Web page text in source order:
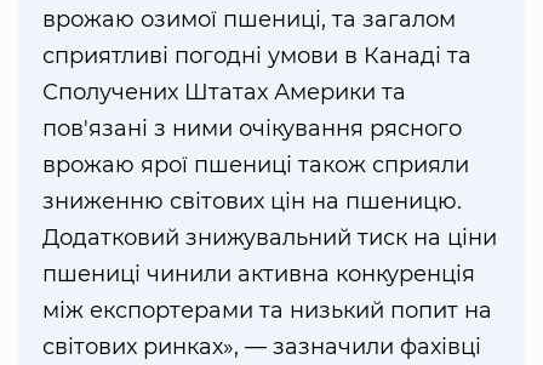
врожаю озимої пшениці, та загалом
сприятливі погодні умови в Канаді та
Сполучених Штатах Америки та
пов'язані з ними очікування рясного
врожаю ярої пшениці також сприяли
зниженню світових цін на пшеницю.
Додатковий знижувальний тиск на ціни
пшениці чинили активна конкуренція
між експортерами та низький попит на
світових ринках», — зазначили фахівці